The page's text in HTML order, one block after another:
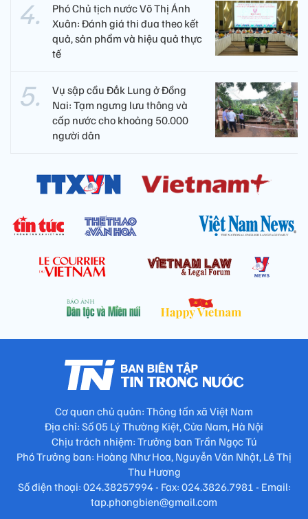
Phó Chủ tịch nước Võ Thị Ánh
Xuân: Đánh giá thi đua theo kết
quả, sản phẩm và hiệu quả thực
tế
Vụ sập cầu Đắk Lung ở Đồng
Nai: Tạm ngưng lưu thông và
cấp nước cho khoảng 50.000
người dân
Cơ quan chủ quản: Thông tấn xã Việt Nam
Địa chỉ: Số 05 Lý Thường Kiệt, Cửa Nam, Hà Nội
Chịu trách nhiệm: Trưởng ban Trần Ngọc Tú
Phó Trưởng ban: Hoàng Như Hoa, Nguyễn Văn Nhật, Lê Thị
Thu Hương
Số điện thoại: 024.38257994 - Fax: 024.3826.7981 - Email:
tap.phongbien@gmail.com